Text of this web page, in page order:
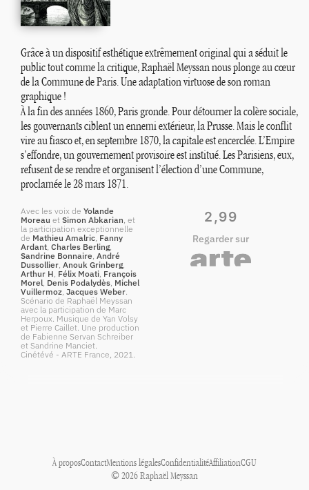
Grâce à un dispositif esthétique extrêmement original qui a séduit le
public tout comme la critique, Raphaël Meyssan nous plonge au cœur
de la Commune de Paris. Une adaptation virtuose de son roman
graphique !
À la fin des années 1860, Paris gronde. Pour détourner la colère sociale,
les gouvernants ciblent un ennemi extérieur, la Prusse. Mais le conflit
vire au fiasco et, en septembre 1870, la capitale est encerclée. L’Empire
s’effondre, un gouvernement provisoire est institué. Les Parisiens, eux,
refusent de se rendre et organisent l’élection d’une Commune,
proclamée le 28 mars 1871.
Avec les voix de Yolande
Moreau et Simon Abkarian, et
la participation exceptionnelle
de Mathieu Amalric, Fanny
Ardant, Charles Berling,
Sandrine Bonnaire, André
Dussollier, Anouk Grinberg,
Arthur H, Félix Moati, François
Morel, Denis Podalydès, Michel
Vuillermoz, Jacques Weber.
Scénario de Raphaël Meyssan
avec la participation de Marc
Herpoux. Musique de Yan Volsy
et Pierre Caillet. Une production
de Fabienne Servan Schreiber
et Sandrine Manciet.
Cinétévé - ARTE France, 2021.
2,99
Regarder sur
À proposContactMentions légalesConfidentialitéAffiliationCGU
© 2026 Raphaël Meyssan